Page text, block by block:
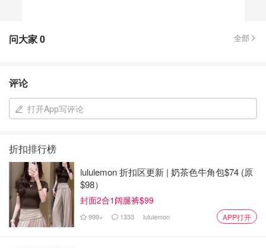
问大家0 全部
评论
打开App写评论
折扣排行榜
lululemon 折扣区更新 | 奶茶色牛角包$74 (原
$98）
封面2合1阔腿裤$99
999+ 1333 lululemon APP打开